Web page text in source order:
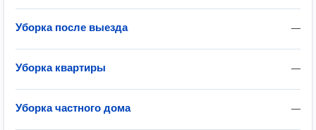
—
Уборка после выезда
—
Уборка квартиры
—
Уборка частного дома